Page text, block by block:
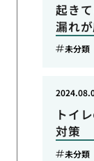
起き
漏れ
未分類
トイ
対策
未分類